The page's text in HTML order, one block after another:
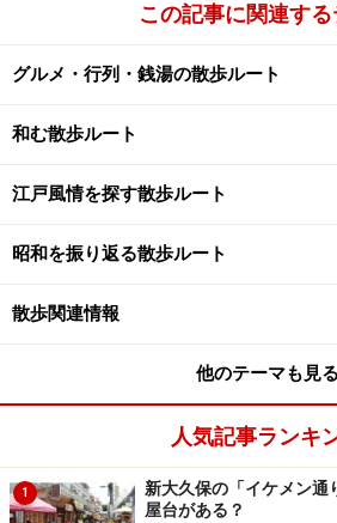
この記事に関連す
グルメ・行列・銭湯の散歩ルート
和む散歩ルート
江戸風情を探す散歩ルート
昭和を振り返る散歩ルート
散歩関連情報
他のテーマも見る
人気記事ランキ
1
新大久保の「イケメン通
屋台がある？